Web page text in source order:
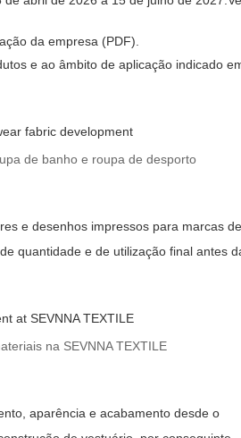
da empresa (PDF).
e ao âmbito de aplicação indicado
de banho e roupa de desporto
e desenhos impressos para marcas de
quantidade e de utilização final antes
na SEVNNA TEXTILE
aparência e acabamento desde o